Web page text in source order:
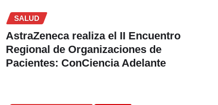
SALUD
AstraZeneca realiza el II Encuentro
Regional de Organizaciones de
Pacientes: ConCiencia Adelante